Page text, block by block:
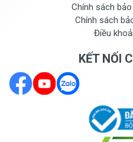
Chính sách
Chính sách
Điều
KẾT NỐI